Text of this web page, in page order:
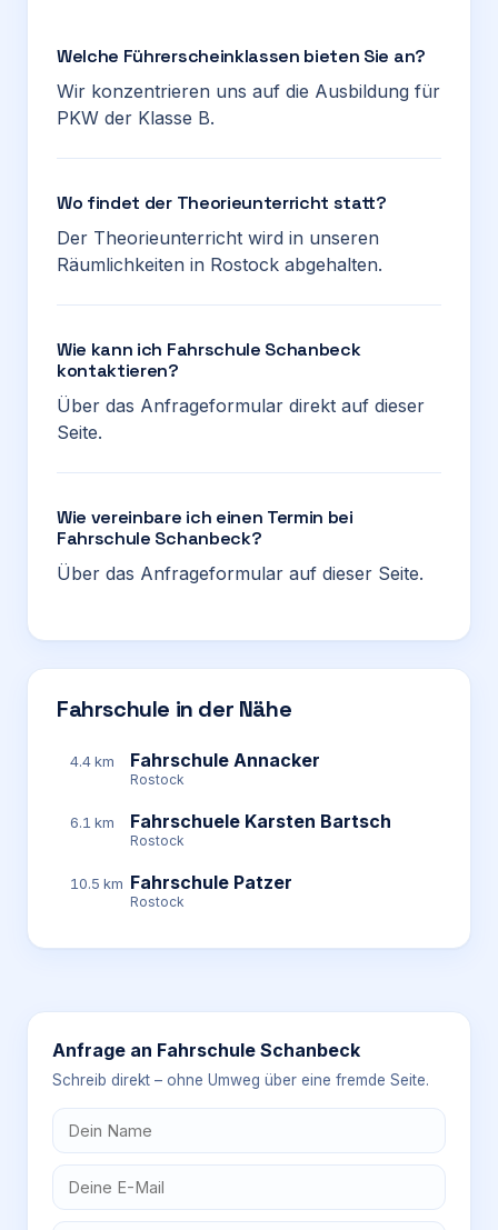
Welche Führerscheinklassen bieten Sie an?
Wir konzentrieren uns auf die Ausbildung für
PKW der Klasse B.
Wo findet der Theorieunterricht statt?
Der Theorieunterricht wird in unseren
Räumlichkeiten in Rostock abgehalten.
Wie kann ich Fahrschule Schanbeck
kontaktieren?
Über das Anfrageformular direkt auf dieser
Seite.
Wie vereinbare ich einen Termin bei
Fahrschule Schanbeck?
Über das Anfrageformular auf dieser Seite.
Fahrschule in der Nähe
4.4 km Fahrschule Annacker
Rostock
6.1 km Fahrschuele Karsten Bartsch
Rostock
10.5 km Fahrschule Patzer
Rostock
Anfrage an Fahrschule Schanbeck
Schreib direkt – ohne Umweg über eine fremde Seite.